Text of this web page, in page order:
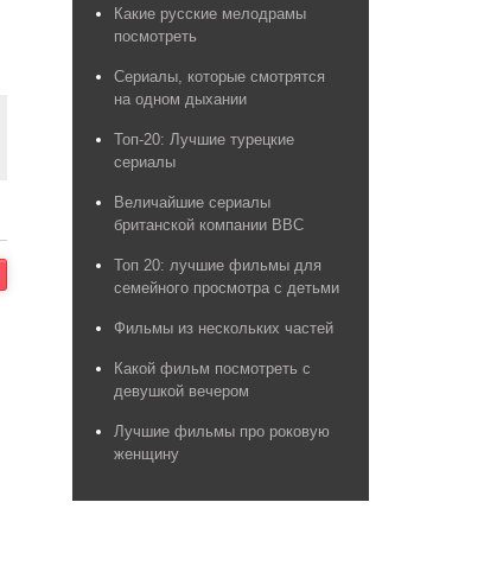
Какие русские мелодрамы
посмотреть
Сериалы, которые смотрятся
на одном дыхании
Топ-20: Лучшие турецкие
сериалы
Величайшие сериалы
британской компании BBC
Топ 20: лучшие фильмы для
семейного просмотра с детьми
Фильмы из нескольких частей
Какой фильм посмотреть с
девушкой вечером
Лучшие фильмы про роковую
женщину